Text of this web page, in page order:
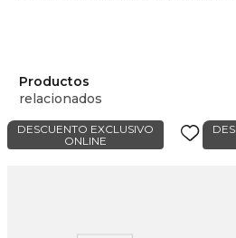
Productos
relacionados
DESCUENTO EXCLUSIVO
ONLINE